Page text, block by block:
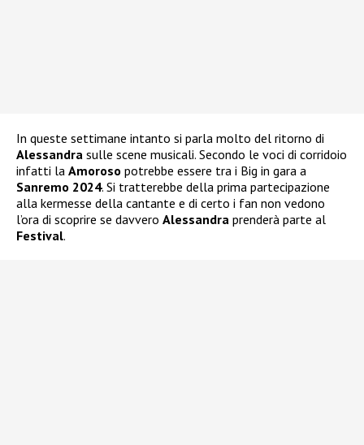
In queste settimane intanto si parla molto del ritorno di
Alessandra sulle scene musicali. Secondo le voci di corridoio
infatti la Amoroso potrebbe essere tra i Big in gara a
Sanremo 2024. Si tratterebbe della prima partecipazione
alla kermesse della cantante e di certo i fan non vedono
l’ora di scoprire se davvero Alessandra prenderà parte al
Festival.